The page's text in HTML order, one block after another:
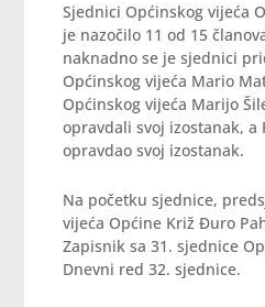
Sjednici Općinskog vijeća
je nazočilo 11 od 15
naknadno se je sjednici
Općinskog vijeća Mario
Općinskog vijeća Marijo
opravdali svoj izostanak, a
opravdao svoj izostanak.
Na početku sjednice,
vijeća Općine Križ Đuro
Zapisnik sa 31. sjednice
Dnevni red 32. sjednice.